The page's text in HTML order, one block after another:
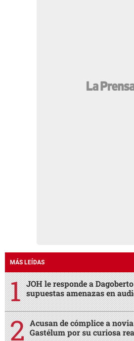
MÁS LEÍDAS
JOH le responde a
supuestas amenazas en
Acusan de cómplice a
Gastélum por su curiosa